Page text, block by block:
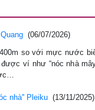
(06/07/2026)
so với mực nước
ví như “nóc nhà
nhà'' Pleiku (13/11/2025)